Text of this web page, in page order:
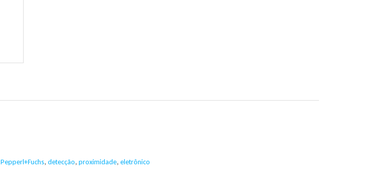
Pepperl+Fuchs, detecção, proximidade, eletrônico